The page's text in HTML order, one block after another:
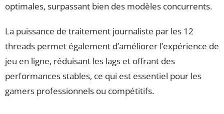
optimales, surpassant bien des modèles concurrents.
La puissance de traitement journaliste par les 12
threads permet également d’améliorer l’expérience de
jeu en ligne, réduisant les lags et offrant des
performances stables, ce qui est essentiel pour les
gamers professionnels ou compétitifs.